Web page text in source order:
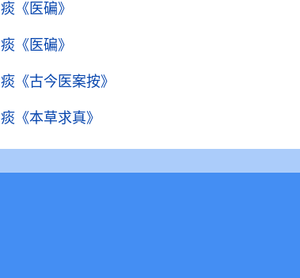
痰 《医碥》
痰 《医碥》
痰 《古今医案按》
痰 《本草求真》